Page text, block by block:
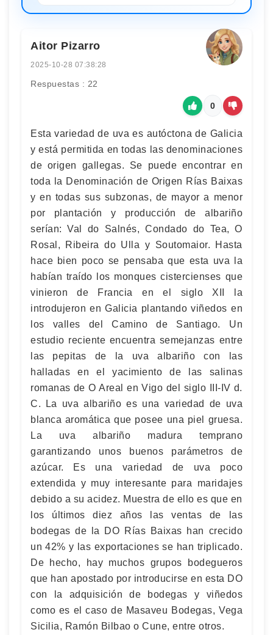
Aitor Pizarro
2025-10-28 07:38:28
Respuestas : 22
0
Esta variedad de uva es autóctona de Galicia
y está permitida en todas las denominaciones
de origen gallegas. Se puede encontrar en
toda la Denominación de Origen Rías Baixas
y en todas sus subzonas, de mayor a menor
por plantación y producción de albariño
serían: Val do Salnés, Condado do Tea, O
Rosal, Ribeira do Ulla y Soutomaior. Hasta
hace bien poco se pensaba que esta uva la
habían traído los monques cistercienses que
vinieron de Francia en el siglo XII la
introdujeron en Galicia plantando viñedos en
los valles del Camino de Santiago. Un
estudio reciente encuentra semejanzas entre
las pepitas de la uva albariño con las
halladas en el yacimiento de las salinas
romanas de O Areal en Vigo del siglo III-IV d.
C. La uva albariño es una variedad de uva
blanca aromática que posee una piel gruesa.
La uva albariño madura temprano
garantizando unos buenos parámetros de
azúcar. Es una variedad de uva poco
extendida y muy interesante para maridajes
debido a su acidez. Muestra de ello es que en
los últimos diez años las ventas de las
bodegas de la DO Rías Baixas han crecido
un 42% y las exportaciones se han triplicado.
De hecho, hay muchos grupos bodegueros
que han apostado por introducirse en esta DO
con la adquisición de bodegas y viñedos
como es el caso de Masaveu Bodegas, Vega
Sicilia, Ramón Bilbao o Cune, entre otros.